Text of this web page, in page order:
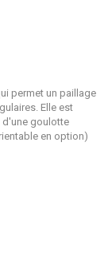
permet un paillage
Elle est
d'une goulotte
en option)